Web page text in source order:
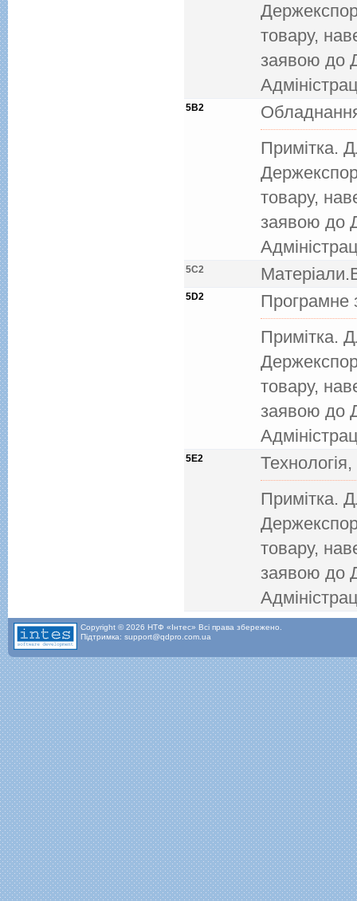
товару,
заявою до
5B2
Примітка.
товару,
заявою до
5C2
5D2
Програмне
Примітка.
товару,
заявою до
5E2
Примітка.
товару,
заявою до
Copyright © 2026 НТФ «Інтес» Всі права збережено.
Підтримка: support@qdpro.com.ua